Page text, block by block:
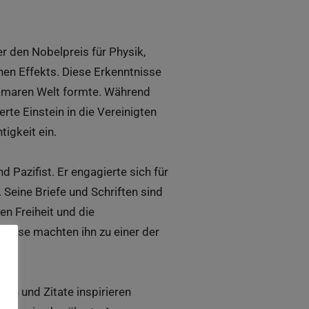
den Nobelpreis für Physik,
Effekts. Diese Erkenntnisse
Welt formte. Während
Einstein in die Vereinigten
ein.
Pazifist. Er engagierte sich für
Briefe und Schriften sind
Freiheit und die
machten ihn zu einer der
und Zitate inspirieren